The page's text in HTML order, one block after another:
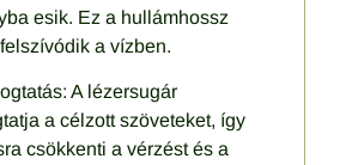
esik. Ez a hullámhossz
a vízben.
A lézersugár
a célzott szöveteket, így
csökkenti a vérzést és a